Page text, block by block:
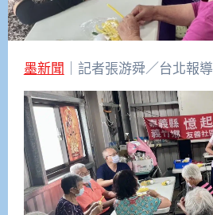
墨新聞 ｜記者張游舜／台北報導